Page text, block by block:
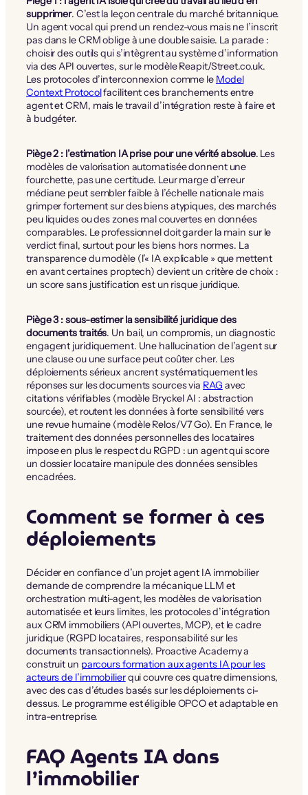
supprimer. C’est la leçon centrale du marché britannique.
Un agent vocal qui prend un rendez-vous mais ne l’inscrit
pas dans le CRM oblige à une double saisie. La parade :
choisir des outils qui s’intègrent au système d’information
via des API ouvertes, sur le modèle Reapit/Street.co.uk.
Les protocoles d’interconnexion comme le Model
Context Protocolfacilitent ces branchements entre
agent et CRM, mais le travail d’intégration reste à faire et
à budgéter.
Piège 2 : l’estimation IA prise pour une vérité absolue. Les
modèles de valorisation automatisée donnent une
fourchette, pas une certitude. Leur marge d’erreur
médiane peut sembler faible à l’échelle nationale mais
grimper fortement sur des biens atypiques, des marchés
peu liquides ou des zones mal couvertes en données
comparables. Le professionnel doit garder la main sur le
verdict final, surtout pour les biens hors normes. La
transparence du modèle (l’« IA explicable » que mettent
en avant certaines proptech) devient un critère de choix :
un score sans justification est un risque juridique.
Piège 3 : sous-estimer la sensibilité juridique des
documents traités. Un bail, un compromis, un diagnostic
engagent juridiquement. Une hallucination de l’agent sur
une clause ou une surface peut coûter cher. Les
déploiements sérieux ancrent systématiquement les
réponses sur les documents sources via RAG avec
citations vérifiables (modèle Bryckel AI : abstraction
sourcée), et routent les données à forte sensibilité vers
une revue humaine (modèle Relos/V7 Go). En France, le
traitement des données personnelles des locataires
impose en plus le respect du RGPD : un agent qui score
un dossier locataire manipule des données sensibles
encadrées.
Comment se former à ces
déploiements
Décider en confiance d’un projet agent IA immobilier
demande de comprendre la mécanique LLM et
orchestration multi-agent, les modèles de valorisation
automatisée et leurs limites, les protocoles d’intégration
aux CRM immobiliers (API ouvertes, MCP), et le cadre
juridique (RGPD locataires, responsabilité sur les
documents transactionnels). Proactive Academy a
construit un parcours formation aux agents IA pour les
acteurs de l’immobilierqui couvre ces quatre dimensions,
avec des cas d’études basés sur les déploiements ci-
dessus. Le programme est éligible OPCO et adaptable en
intra-entreprise.
FAQ Agents IA dans
l’immobilier